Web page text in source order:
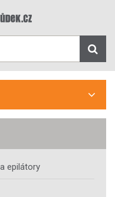
epilátory